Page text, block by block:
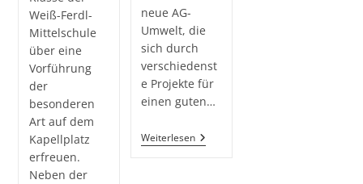
Weiß-Ferdl-
Mittelschule
über eine
Vorführung
der
besonderen
Art auf dem
Kapellplatz
erfreuen.
Neben der
neue AG-
Umwelt, die
sich durch
verschiedenst
e Projekte für
einen guten…
WeiterlesenAG-
Umwelt